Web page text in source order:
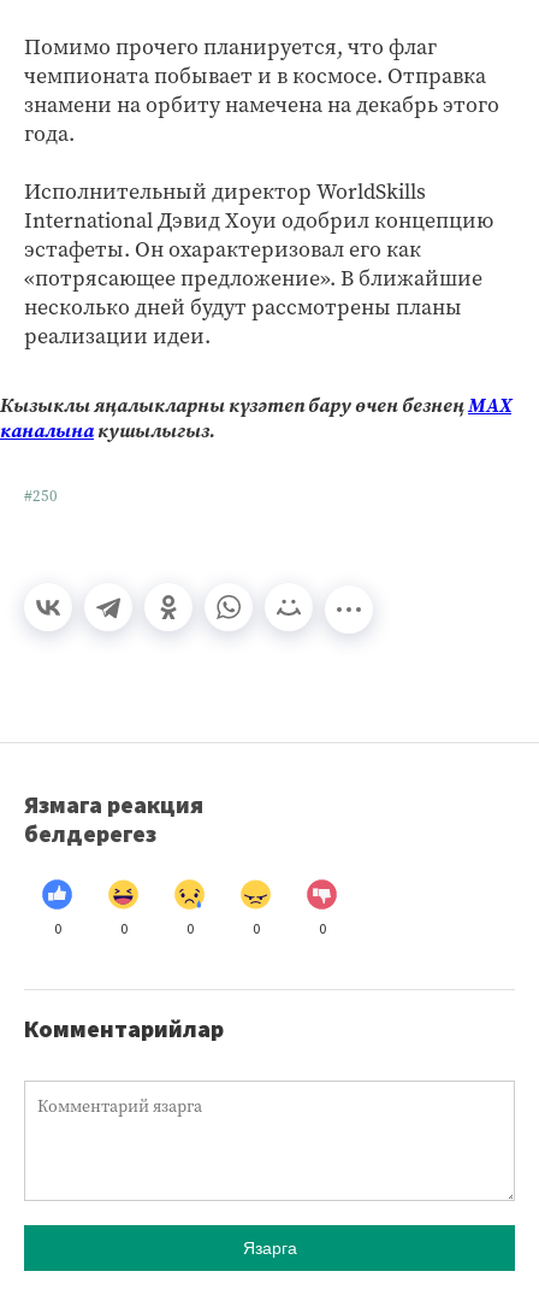
Помимо прочего планируется, что флаг
чемпионата побывает и в космосе. Отправка
знамени на орбиту намечена на декабрь этого
года.
Исполнительный директор WorldSkills
International Дэвид Хоуи одобрил концепцию
эстафеты. Он охарактеризовал его как
«потрясающее предложение». В ближайшие
несколько дней будут рассмотрены планы
реализации идеи.
Кызыклы яңалыкларны күзәтеп бару өчен безнеңМАХ
каналынакушылыгыз.
#250
Язмага реакция
белдерегез
0 0 0 0 0
Комментарийлар
Язарга